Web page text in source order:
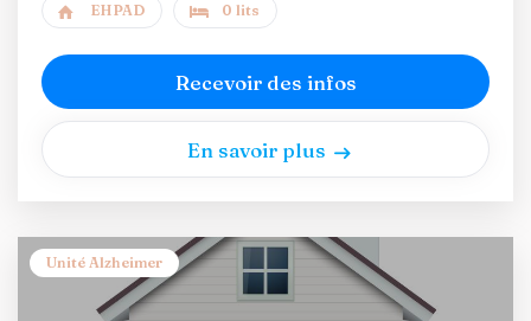
EHPAD 0 lits
Recevoir des infos
En savoir plus
Unité Alzheimer